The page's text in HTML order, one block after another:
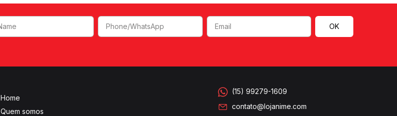
Home
Quem somos
(15) 99279-1609
contato@lojanime.com